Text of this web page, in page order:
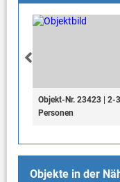
Objekt-Nr. 23423 | 2-3
Personen
Objekte in der